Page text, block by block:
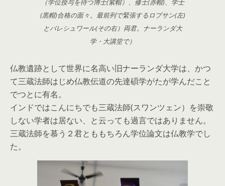
（学位授与を待つ博士(紫帽）、修士(赤帽)、学士
(黒帽)合格の面々。最前列で緊張するロプサン(左)
とバレシュワール(その右）両君。ナーランダ大
学・大講堂で）
仏教遺跡として世界に名高い旧ナーランダ大学は、かつ
て三蔵法師はじめ仏教伝道の先達碩学がたが学んだこと
でつとに有名。
インドではこんにちでも三蔵法師(スワンツェン）を崇敬
しない学者は居ない、と云っても過言ではありません。
三蔵法師を慕う２君とももちろん学位論文は仏教学でし
た。